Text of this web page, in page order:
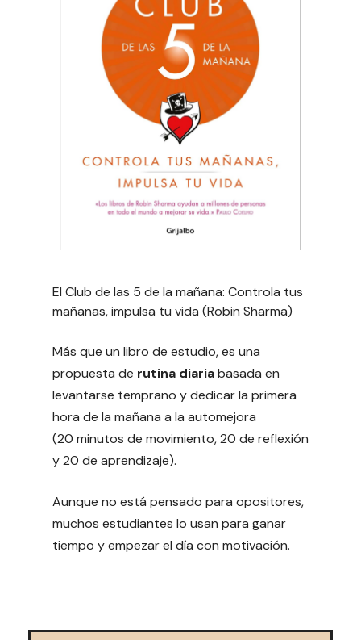
El Club de las 5 de la mañana: Controla tus
mañanas, impulsa tu vida (Robin Sharma)
Más que un libro de estudio, es una
propuesta de rutina diariabasada en
levantarse temprano y dedicar la primera
hora de la mañana a la automejora
(20 minutos de movimiento, 20 de reflexión
y 20 de aprendizaje).
Aunque no está pensado para opositores,
muchos estudiantes lo usan para ganar
tiempo y empezar el día con motivación.